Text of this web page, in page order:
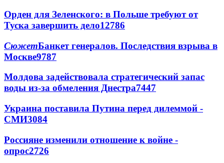
Орден для Зеленского: в Польше требуют от
Туска завершить дело12786
СюжетБанкет генералов. Последствия взрыва в
Москве9787
Молдова задействовала стратегический запас
воды из-за обмеления Днестра7447
Украина поставила Путина перед дилеммой -
СМИ3084
Россияне изменили отношение к войне -
опрос2726